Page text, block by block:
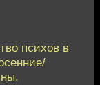
психов в